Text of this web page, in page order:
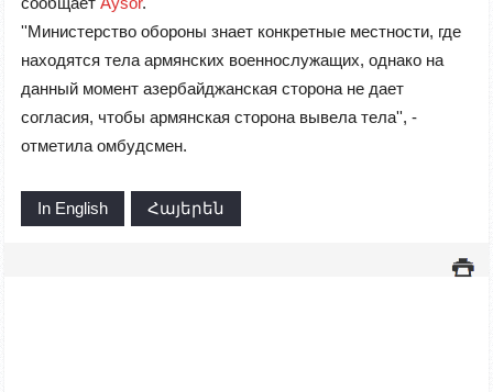
''Министерство обороны знает конкретные местности, где
находятся тела армянских военнослужащих, однако на
данный момент азербайджанская сторона не дает
согласия, чтобы армянская сторона вывела тела'', -
отметила омбудсмен.
In English Հայերեն